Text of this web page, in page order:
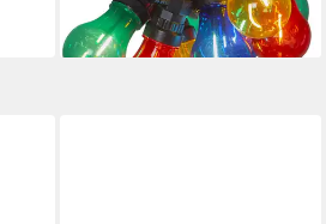
lieferbar - in 6-8 Werktagen bei dir